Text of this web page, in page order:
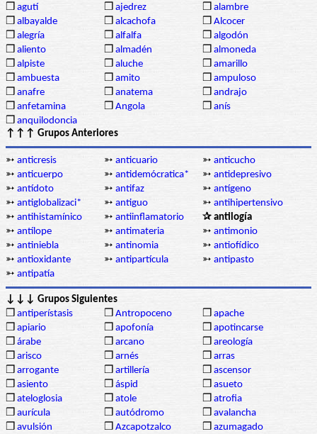
❒ agutí ❒ ajedrez ❒ alambre
❒ albayalde ❒ alcachofa ❒ Alcocer
❒ alegría ❒ alfalfa ❒ algodón
❒ aliento ❒ almadén ❒ almoneda
❒ alpiste ❒ aluche ❒ amarillo
❒ ambuesta ❒ amito ❒ ampuloso
❒ anafre ❒ anatema ❒ andrajo
❒ anfetamina ❒ Angola ❒ anís
❒ anquilodoncia
↑↑↑ Grupos Anteriores
➳ anticresis ➳ anticuario ➳ anticucho
➳ anticuerpo ➳ antidemócratica* ➳ antidepresivo
➳ antídoto ➳ antifaz ➳ antígeno
➳ antiglobalizaci* ➳ antiguo ➳ antihipertensivo
➳ antihistamínico ➳ antiinflamatorio
✰ antilogía
➳ antílope ➳ antimateria ➳ antimonio
➳ antiniebla ➳ antinomia ➳ antiofídico
➳ antioxidante ➳ antipartícula ➳ antipasto
➳ antipatía
↓↓↓ Grupos Siguientes
❒ antiperístasis ❒ Antropoceno ❒ apache
❒ apiario ❒ apofonía ❒ apotincarse
❒ árabe ❒ arcano ❒ areología
❒ arisco ❒ arnés ❒ arras
❒ arrogante ❒ artillería ❒ ascensor
❒ asiento ❒ áspid ❒ asueto
❒ ateloglosia ❒ atole ❒ atrofia
❒ aurícula ❒ autódromo ❒ avalancha
❒ avulsión ❒ Azcapotzalco ❒ azumagado